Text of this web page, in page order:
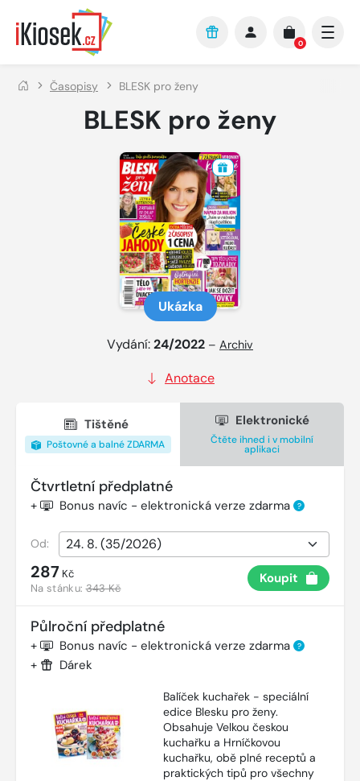
Přejít na hlavní obsah
0
Časopisy BLESK pro ženy
BLESK pro ženy
Ukázka
Vydání:24/2022 – Archiv
Anotace
Tištěné
Poštovné a balné ZDARMA
Elektronické
Čtěte ihned i v mobilní
aplikaci
Čtvrtletní předplatné
+ Bonus navíc - elektronická verze zdarma ?
Od:
287 Kč
Na stánku:343 Kč
Koupit
Půlroční předplatné
+ Bonus navíc - elektronická verze zdarma ?
+ Dárek
Balíček kuchařek - speciální
edice Blesku pro ženy.
Obsahuje Velkou českou
kuchařku a Hrníčkovou
kuchařku, obě plné receptů a
praktických tipů pro všechny